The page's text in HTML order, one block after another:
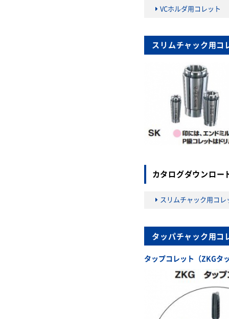
VCホルダ用コレット
スリムチャック用コ
カタログダウンロー
スリムチャック用コレ
タッパチャック用コ
タップコレット（ZKGタ